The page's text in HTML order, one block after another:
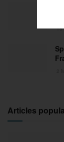
18
Articles